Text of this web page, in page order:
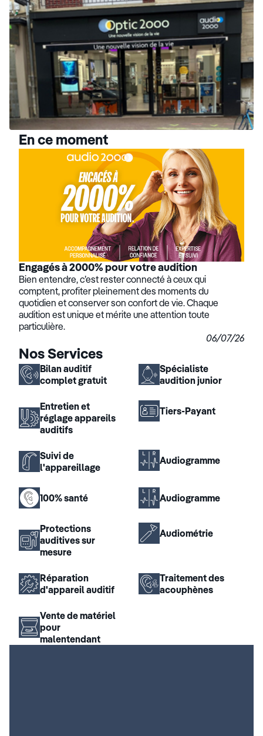
En ce moment
Engagés à 2000% pour votre audition
Bien entendre, c’est rester connecté à ceux qui
comptent, profiter pleinement des moments du
quotidien et conserver son confort de vie. Chaque
audition est unique et mérite une attention toute
particulière.
06/07/26
Nos Services
Bilan auditif
complet gratuit
Spécialiste
audition junior
Entretien et
réglage appareils
auditifs
Tiers-Payant
Suivi de
l'appareillage
Audiogramme
100% santé Audiogramme
Protections
auditives sur
mesure
Audiométrie
Réparation
d'appareil auditif
Traitement des
acouphènes
Vente de matériel
pour
malentendant